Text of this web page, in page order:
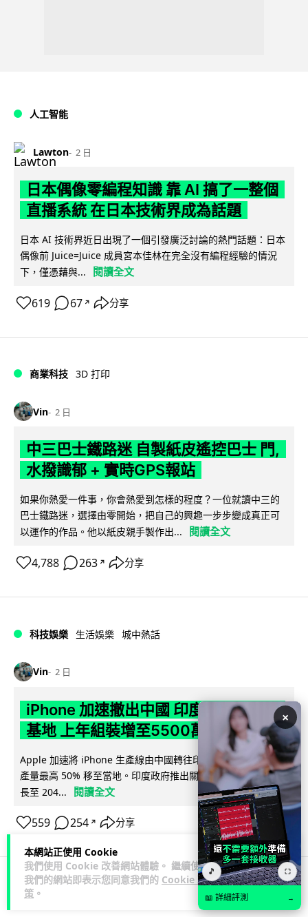
本網站正使用 Cookie
我們使用 Cookie 改善網站體驗。 繼續使用
我們的網站即表示您同意我們的 Cookie 政
策 。
人工智能
Lawton 2 日
日本偶像零編程知識 靠 AI 搞了一整個
直播系統 在日本技術界成為話題
日本 AI 技術界近日出現了一個引發廣泛討論的熱門話題：日本
偶像前 Juice=Juice 成員宮本佳林在完全沒有編程經驗的情況
下，僅憑藉與...
閱讀全文
619 67 ↗ 分享
商業科技 3D 打印
Vin 2 日
中三巴士鐵路迷 自製紙皮遙控巴士 門,
水撥識郁 + 實時GPS報站
如果你熱愛一件事，你會熱愛到怎樣的程度？一位就讀中三的
巴士鐵路迷，選擇由零開始，把自己的興趣一步步變成真正可
以運作的作品。他以紙皮親手製作出...
閱讀全文
4,788 263 ↗ 分享
科技娛樂 生活娛樂 城中熱話
Vin 2 日
iPhone 加速撤出中國 印度成新機主要
基地 上年組裝增至5500萬部
Apple 加速將 iPhone 生產線由中國轉往印度，目標兩年內將
產量最高 50% 移至當地。印度政府推出關稅豁免及稅務優惠延
長至 204...
閱讀全文
559 254 ↗ 分享
人工智能
×
🎵 ⛶
📖 詳細評測 →